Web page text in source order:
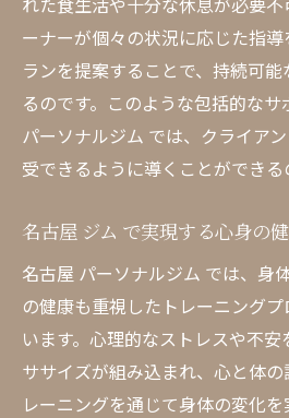
ーナーが個々の状況に応じた指
ランを提案することで、持続可
るのです。このような包括的な
パーソナルジム では、クライア
受できるように導くことができる
名古屋 ジム で実現する心身の
名古屋 パーソナルジム では、身
の健康も重視したトレーニング
います。心理的なストレスや不
ササイズが組み込まれ、心と体
レーニングを通じて身体の変化